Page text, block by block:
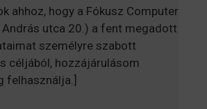
ahhoz, hogy a Fókusz Computer
utca 20.) a fent megadott
személyre szabott
céljából, hozzájárulásom
felhasználja.]